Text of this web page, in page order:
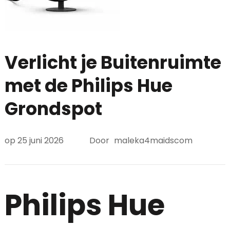
Verlicht je Buitenruimte
met de Philips Hue
Grondspot
op 25 juni 2026 Door maleka4maidscom
Philips Hue